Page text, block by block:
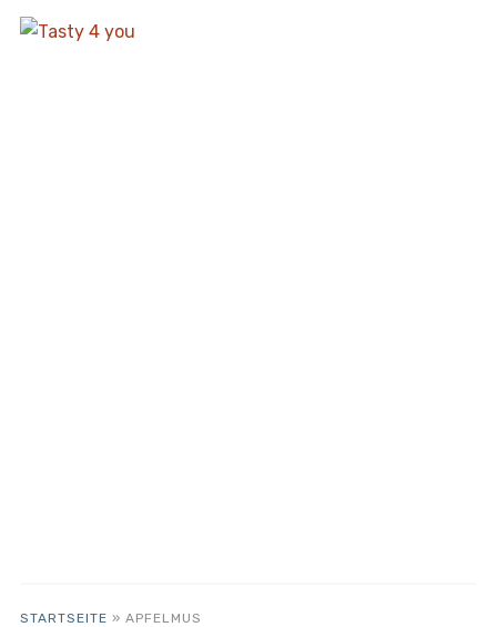
STARTSEITE » APFELMUS